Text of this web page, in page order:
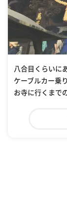
八合目くらいに
ケーブルカー乗
お寺に行くまで